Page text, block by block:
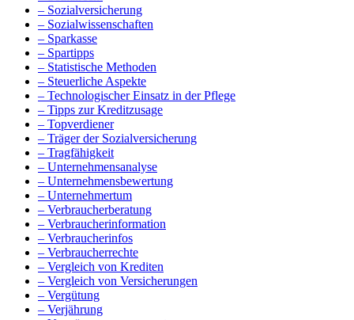
– Sozialversicherung
– Sozialwissenschaften
– Sparkasse
– Spartipps
– Statistische Methoden
– Steuerliche Aspekte
– Technologischer Einsatz in der Pflege
– Tipps zur Kreditzusage
– Topverdiener
– Träger der Sozialversicherung
– Tragfähigkeit
– Unternehmensanalyse
– Unternehmensbewertung
– Unternehmertum
– Verbraucherberatung
– Verbraucherinformation
– Verbraucherinfos
– Verbraucherrechte
– Vergleich von Krediten
– Vergleich von Versicherungen
– Vergütung
– Verjährung